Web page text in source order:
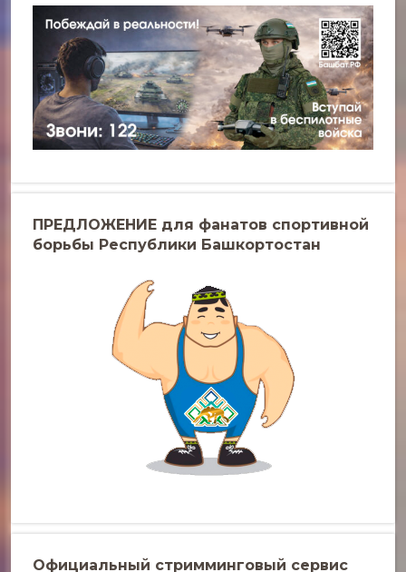
ПРЕДЛОЖЕНИЕ для фанатов спортивной
борьбы Республики Башкортостан
Официальный стримминговый сервис